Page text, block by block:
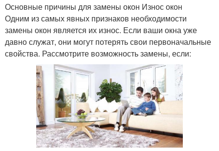
Основные причины для замены окон Износ окон
Одним из самых явных признаков необходимости
замены окон является их износ. Если ваши окна уже
давно служат, они могут потерять свои первоначальные
свойства. Рассмотрите возможность замены, если: